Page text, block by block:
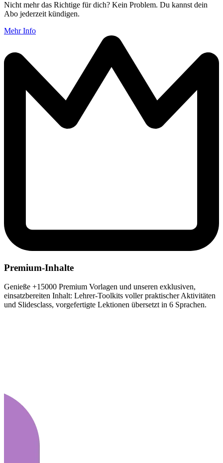
Nicht mehr das Richtige für dich? Kein Problem. Du kannst dein
Abo jederzeit kündigen.
Mehr Info
Premium-Inhalte
Genieße +15000 Premium Vorlagen und unseren exklusiven,
einsatzbereiten Inhalt: Lehrer-Toolkits voller praktischer Aktivitäten
und Slidesclass, vorgefertigte Lektionen übersetzt in 6 Sprachen.